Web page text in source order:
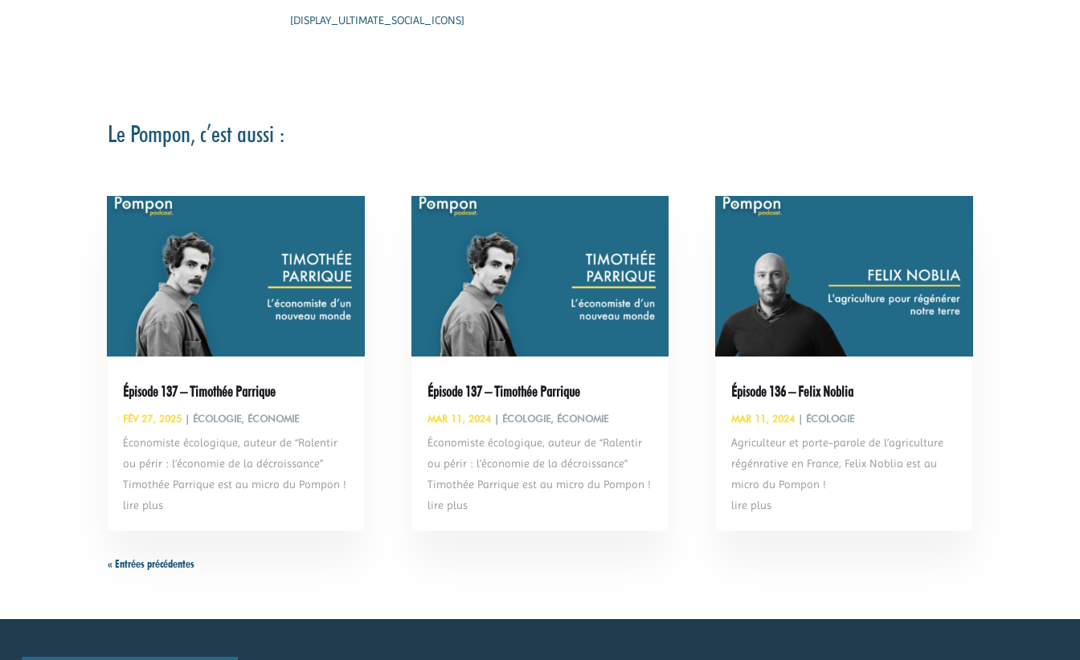
[DISPLAY_ULTIMATE_SOCIAL_ICONS]
Le Pompon, c’est aussi :
Épisode 137 – Timothée Parrique
FÉV 27, 2025 | ÉCOLOGIE, ÉCONOMIE
Économiste écologique, auteur de “Ralentir
ou périr : l’économie de la décroissance”
Timothée Parrique est au micro du Pompon !
lire plus
Épisode 137 – Timothée Parrique
MAR 11, 2024| ÉCOLOGIE, ÉCONOMIE
Économiste écologique, auteur de “Ralentir
ou périr : l’économie de la décroissance”
Timothée Parrique est au micro du Pompon !
lire plus
Épisode 136 – Felix Noblia
MAR 11, 2024| ÉCOLOGIE
Agriculteur et porte-parole de l’agriculture
régénrative en France, Felix Noblia est au
micro du Pompon !
lire plus
« Entrées précédentes